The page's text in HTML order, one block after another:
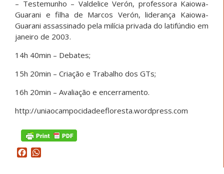
– Testemunho – Valdelice Verón, professora Kaiowa-
Guarani e filha de Marcos Verón, liderança Kaiowa-
Guarani assassinado pela milícia privada do latifúndio em
janeiro de 2003.
14h 40min – Debates;
15h 20min – Criação e Trabalho dos GTs;
16h 20min – Avaliação e encerramento.
http://uniaocampocidadeefloresta.wordpress.com
Facebook